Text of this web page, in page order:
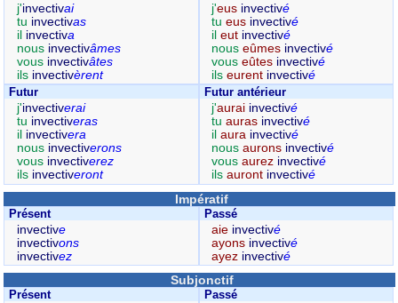
j'invectivai
tu invectivas
il invectiva
nous invectivâmes
vous invectivâtes
ils invectivèrent
j'eus invectivé
tueus invectivé
ileut invectivé
nouseûmes invectivé
vouseûtes invectivé
ilseurent invectivé
Futur
j'invectiverai
tu invectiveras
il invectivera
nous invectiverons
vous invectiverez
ils invectiveront
Futur antérieur
j'aurai invectivé
tuauras invectivé
ilaura invectivé
nousaurons invectivé
vousaurez invectivé
ilsauront invectivé
Impératif
Présent
invective
invectivons
invectivez
Passé
aie invectivé
ayons invectivé
ayez invectivé
Subjonctif
Présent
Passé